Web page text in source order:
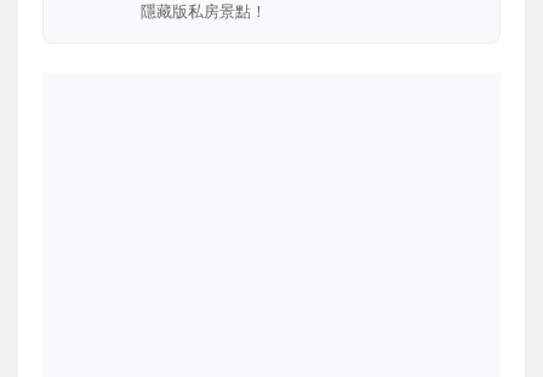
隱藏版私房景點！